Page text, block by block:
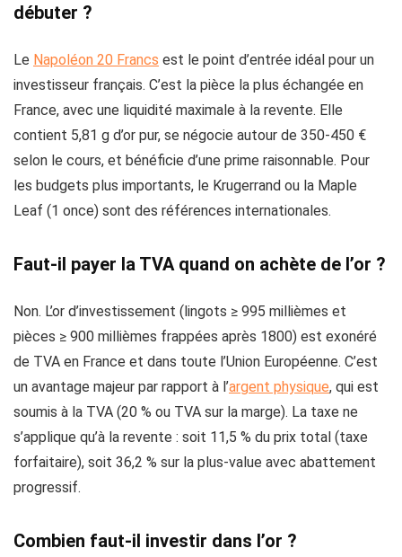
débuter ?
Le Napoléon 20 Francs est le point d’entrée idéal pour un
investisseur français. C’est la pièce la plus échangée en
France, avec une liquidité maximale à la revente. Elle
contient 5,81 g d’or pur, se négocie autour de 350-450 €
selon le cours, et bénéficie d’une prime raisonnable. Pour
les budgets plus importants, le Krugerrand ou la Maple
Leaf (1 once) sont des références internationales.
Faut-il payer la TVA quand on achète de l’or ?
Non. L’or d’investissement (lingots ≥ 995 millièmes et
pièces ≥ 900 millièmes frappées après 1800) est exonéré
de TVA en France et dans toute l’Union Européenne. C’est
un avantage majeur par rapport à l’argent physique, qui est
soumis à la TVA (20 % ou TVA sur la marge). La taxe ne
s’applique qu’à la revente : soit 11,5 % du prix total (taxe
forfaitaire), soit 36,2 % sur la plus-value avec abattement
progressif.
Combien faut-il investir dans l’or ?